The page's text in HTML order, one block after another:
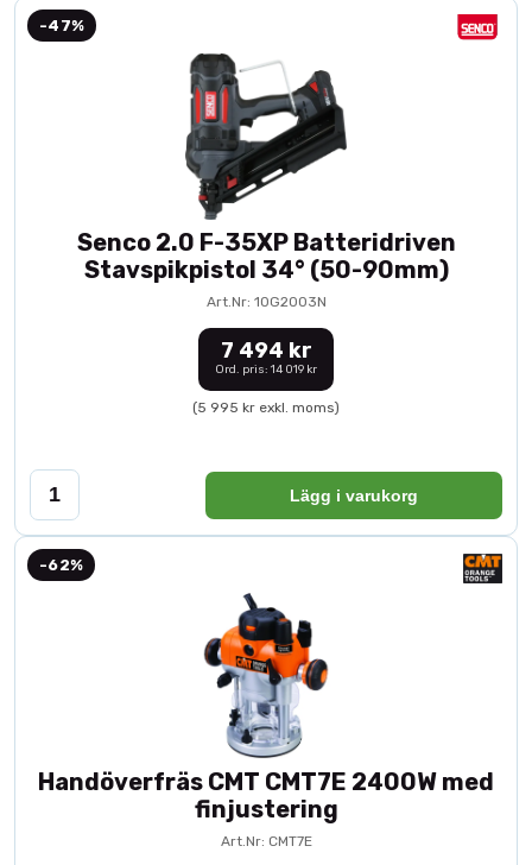
-47%
Senco 2.0 F-35XP Batteridriven
Stavspikpistol 34° (50-90mm)
Art.Nr: 10G2003N
7 494 kr
Ord. pris: 14 019 kr
(5 995 kr exkl. moms)
Lägg i varukorg
-62%
Handöverfräs CMT CMT7E 2400W med
finjustering
Art.Nr: CMT7E